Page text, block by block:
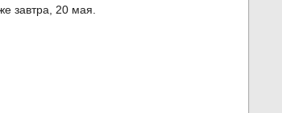
завтра, 20 мая.